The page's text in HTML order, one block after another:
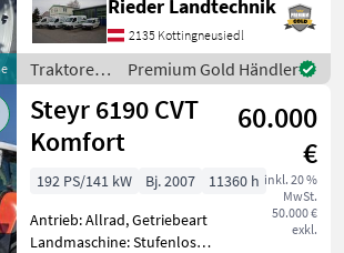
Plattform: Kabine,
Zapfwellendrehzahl:
540/540E/1000/1000E,
Höchstgeschwindigkeit in
km/h: 50 km/h, Aufladu
Rieder Landtechnik
2135 Kottingneusiedl
Traktoren
/ Deutz
Fahr
Premium Gold Händler
Steyr 6190 CVT
Komfort
60.000
€
inkl. 20 %
MwSt.
50.000 €
exkl.
192 PS/141 kW Bj. 2007
11360 h
Antrieb: Allrad, Getriebeart
Landmaschine: Stufenloses